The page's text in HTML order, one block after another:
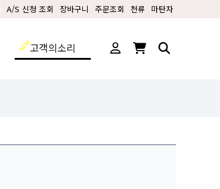
A/S 신청 조회 장바구니 주문조회 천류 마탄자
고객의소리